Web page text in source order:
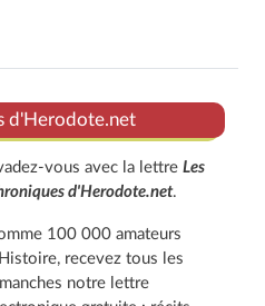
d'Herodote.net
vous avec la lettre Les
d'Herodote.net.
100 000 amateurs
recevez tous les
notre lettre